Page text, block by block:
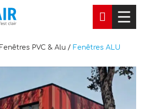
Fenêtres PVC & Alu / Fenêtres ALU